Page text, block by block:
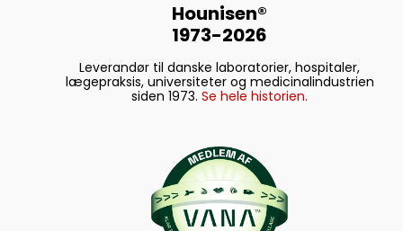
Hounisen®
1973-2026
Leverandør til danske laboratorier, hospitaler,
lægepraksis, universiteter og medicinalindustrien
siden 1973. Se hele historien.